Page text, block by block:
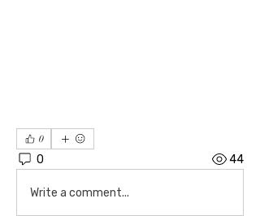
0
0 44
Write a comment...